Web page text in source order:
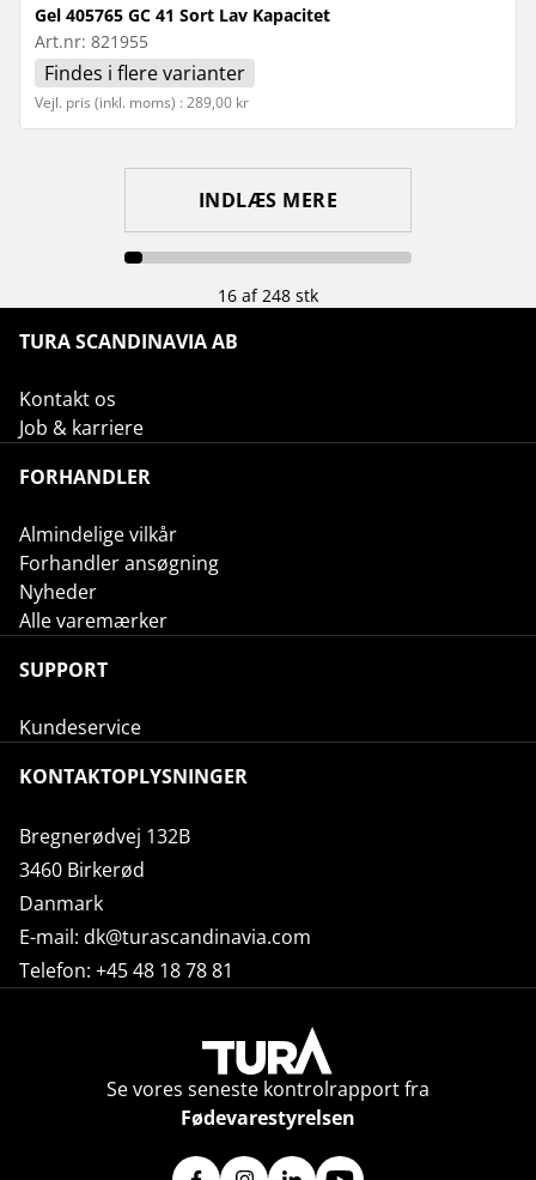
Gel 405765 GC 41 Sort Lav Kapacitet
Art.nr: 821955
Findes i flere varianter
Vejl. pris (inkl. moms) : 289,00 kr
INDLÆS MERE
16 af 248 stk
TURA SCANDINAVIA AB
Kontakt os
Job & karriere
FORHANDLER
Almindelige vilkår
Forhandler ansøgning
Nyheder
Alle varemærker
SUPPORT
Kundeservice
KONTAKTOPLYSNINGER
Bregnerødvej 132B
3460 Birkerød
Danmark
E-mail: dk@turascandinavia.com
Telefon: +45 48 18 78 81
Se vores seneste kontrolrapport fra
Fødevarestyrelsen